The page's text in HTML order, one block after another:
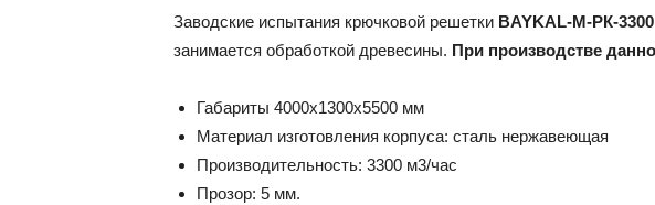
Заводские испытания крючковой решетки BAYKAL-М-РК-3300
занимается обработкой древесины. При производстве
Габариты 4000х1300х5500 мм
Материал изготовления корпуса: сталь нержавеющая
Производительность: 3300 м3/час
Прозор: 5 мм.